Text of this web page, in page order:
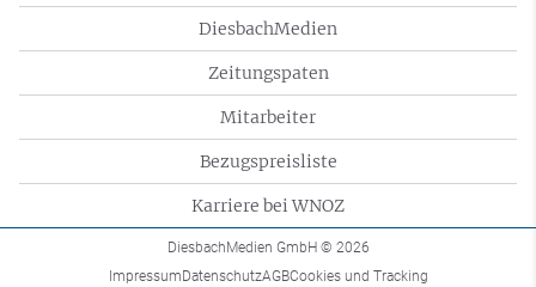
DiesbachMedien
Zeitungspaten
Mitarbeiter
Bezugspreisliste
Karriere bei WNOZ
DiesbachMedien GmbH © 2026
ImpressumDatenschutzAGBCookies und Tracking